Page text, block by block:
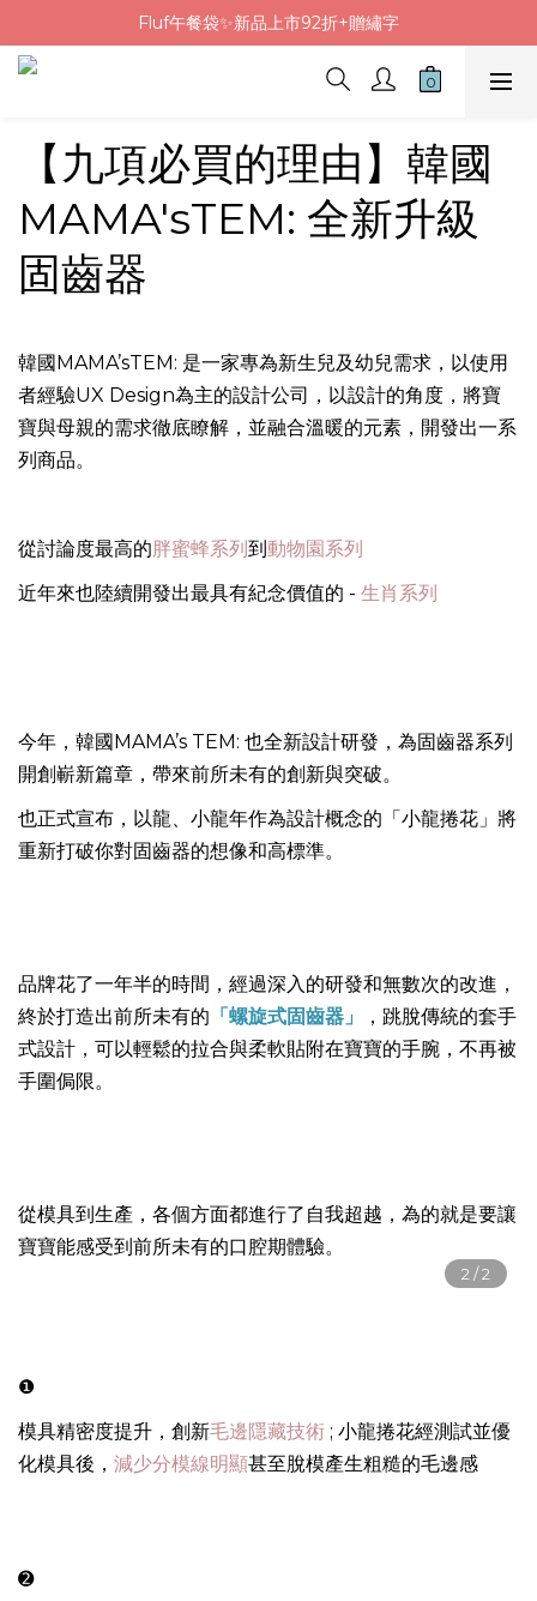
Fluf午餐袋✨新品上市92折+贈繡字
Fluf午餐袋✨新品上市92折+贈繡字
三色碗組上市🍚贈中英文姓名&【水果】雷雕
Fluf午餐袋✨新品上市92折+贈繡字
【九項必買的理由】韓國
MAMA'sTEM: 全新升級
固齒器
韓國MAMA’sTEM: 是一家專為新生兒及幼兒需求，以使用
者經驗UX Design為主的設計公司，以設計的角度，將寶
寶與母親的需求徹底瞭解，並融合溫暖的元素，開發出一系
列商品。
從討論度最高的胖蜜蜂系列 到 動物園系列
近年來也陸續開發出最具有紀念價值的 - 生肖系列
今年，韓國MAMA’s TEM: 也全新設計研發，為固齒器系列
開創嶄新篇章，帶來前所未有的創新與突破。
也正式宣布，以龍、小龍年作為設計概念的「小龍捲花」將
重新打破你對固齒器的想像和高標準。
品牌花了一年半的時間，經過深入的研發和無數次的改進，
終於打造出前所未有的 「螺旋式固齒器」
，跳脫傳統的套手
式設計，可以輕鬆的拉合與柔軟貼附在寶寶的手腕，不再被
手圍侷限。
從模具到生產，各個方面都進行了自我超越，為的就是要讓
寶寶能感受到前所未有的口腔期體驗。
❶
模具精密度提升，創新毛邊隱藏技術 ; 小龍捲花經測試並優
化模具後， 減少分模線明顯甚至脫模產生粗糙的毛邊感
➋